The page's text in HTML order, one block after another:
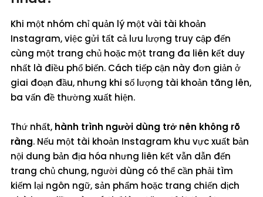
Khi một nhóm chỉ quản lý một vài tài khoản
Instagram, việc gửi tất cả lưu lượng truy cập đến
cùng một trang chủ hoặc một trang đa liên kết duy
nhất là điều phổ biến. Cách tiếp cận này đơn giản ở
giai đoạn đầu, nhưng khi số lượng tài khoản tăng lên,
ba vấn đề thường xuất hiện.
Thứ nhất, hành trình người dùng trở nên không rõ
ràng. Nếu một tài khoản Instagram khu vực xuất bản
nội dung bản địa hóa nhưng liên kết vẫn dẫn đến
trang chủ chung, người dùng có thể cần phải tìm
kiếm lại ngôn ngữ, sản phẩm hoặc trang chiến dịch